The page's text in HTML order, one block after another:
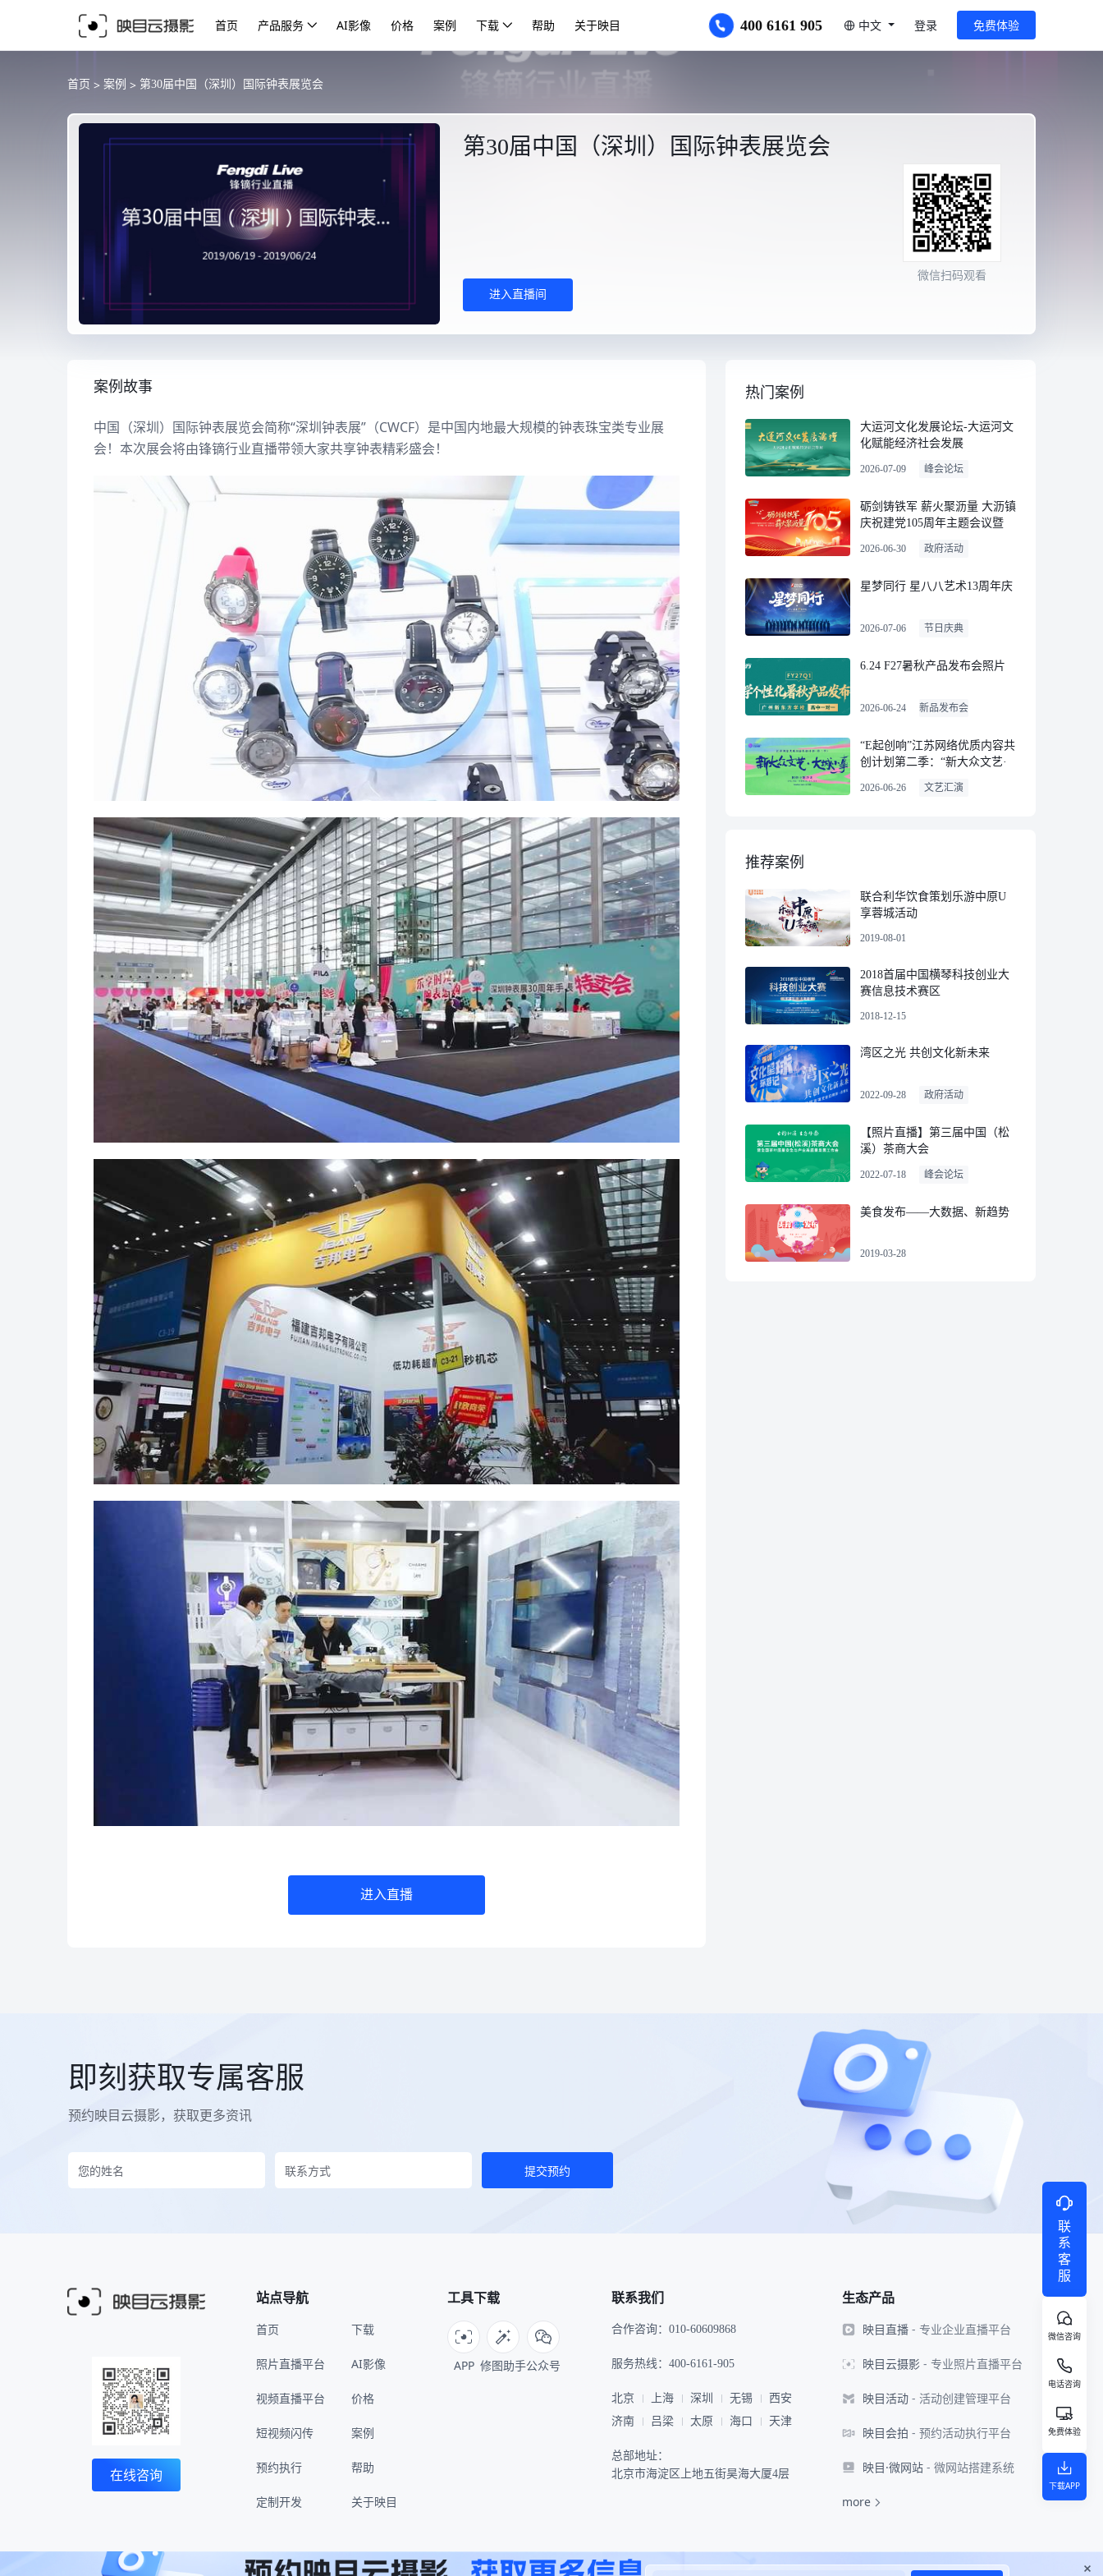
首页 产品服务 AI影像 价格 案例 下载 帮助 关于映目 400 6161 905 中文 登录 免费体验
首页 > 案例 > 第30届中国（深圳）国际钟表展览会
第30届中国（深圳）国际钟表展览会
进入直播间
微信扫码观看
案例故事
中国（深圳）国际钟表展览会简称“深圳钟表展”（CWCF）是中国内地最大规模的钟表珠宝类专业展
会！本次展会将由锋镝行业直播带领大家共享钟表精彩盛会！
进入直播
热门案例
大运河文化发展论坛-大运河文
化赋能经济社会发展
2026-07-09 峰会论坛
砺剑铸铁军 薪火聚沥量 大沥镇
庆祝建党105周年主题会议暨
2026-06-30 政府活动
星梦同行 星八八艺术13周年庆
2026-07-06 节日庆典
6.24 F27暑秋产品发布会照片
2026-06-24 新品发布会
“E起创响”江苏网络优质内容共
创计划第二季：“新大众文艺·
2026-06-26 文艺汇演
推荐案例
联合利华饮食策划乐游中原U
享蓉城活动
2019-08-01
2018首届中国横琴科技创业大
赛信息技术赛区
2018-12-15
湾区之光 共创文化新未来
2022-09-28 政府活动
【照片直播】第三届中国（松
溪）茶商大会
2022-07-18 峰会论坛
美食发布——大数据、新趋势
2019-03-28
即刻获取专属客服
预约映目云摄影，获取更多资讯
提交预约
在线咨询
站点导航
首页
照片直播平台
视频直播平台
短视频闪传
预约执行
定制开发
下载
AI影像
价格
案例
帮助
关于映目
工具下载
APP 修图助手公众号
联系我们
合作咨询：010-60609868
服务热线：400-6161-905
北京 上海 深圳 无锡
西安
济南
吕梁 太原 海口 天津
总部地址：
北京市海淀区上地五街昊海大厦4层
生态产品
映目直播 - 专业企业直播平台
映目云摄影 - 专业照片直播平台
映目活动 - 活动创建管理平台
映目会拍 - 预约活动执行平台
映目·微网站 - 微网站搭建系统
more
联
系
客
服
微信咨询
电话咨询
免费体验
下载APP